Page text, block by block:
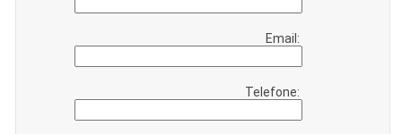
Email:
Telefone: